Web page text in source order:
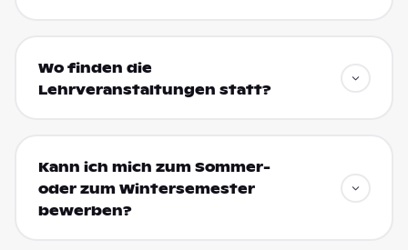
Wo finden die
Lehrveranstaltungen statt?
Kann ich mich zum Sommer-
oder zum Wintersemester
bewerben?